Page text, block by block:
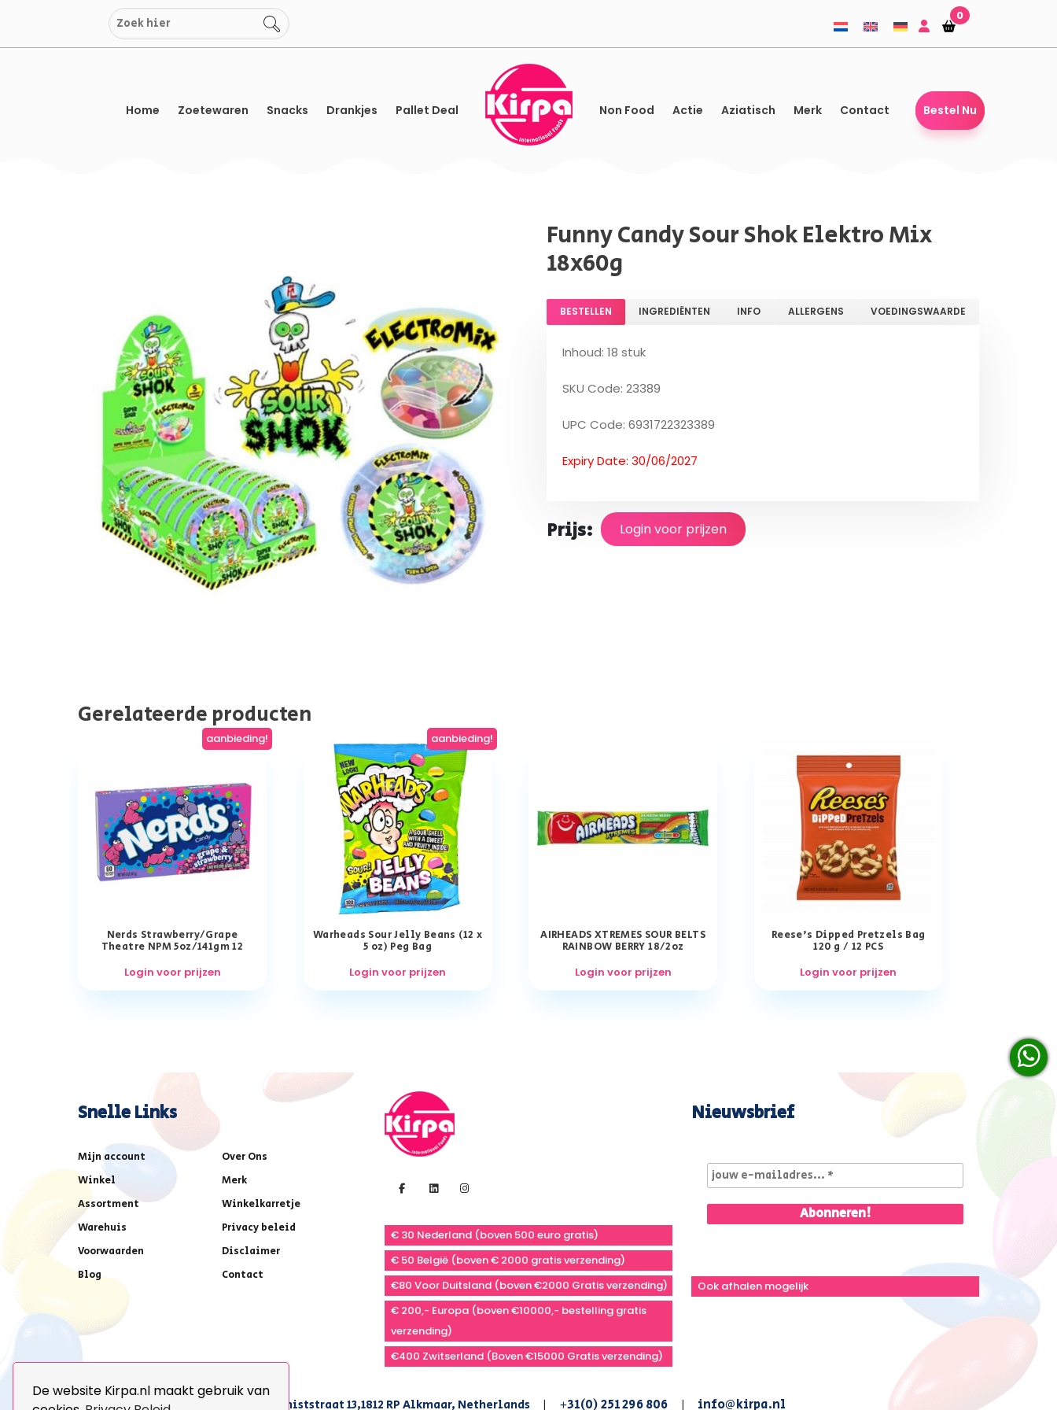
De website Kirpa.nl maakt gebruik van
inhoud
Winkelmandje
Winkelmandje
0
Home Zoetewaren Snacks Drankjes Pallet Deal Non Food Actie Aziatisch Merk Contact Bestel Nu
Funny Candy Sour Shok Elektro Mix
18x60g
BESTELLEN INGREDIËNTEN INFO ALLERGENS VOEDINGSWAARDE
Inhoud: 18 stuk
SKU Code: 23389
UPC Code: 6931722323389
Expiry Date: 30/06/2027
Prijs: Login voor prijzen
Gerelateerde producten
aanbieding!
Nerds Strawberry/Grape
Theatre NPM 5oz/141gm 12
Login voor prijzen
aanbieding!
Warheads Sour Jelly Beans (12 x
5 oz) Peg Bag
Login voor prijzen
AIRHEADS XTREMES SOUR BELTS
RAINBOW BERRY 18/2oz
Login voor prijzen
Reese’s Dipped Pretzels Bag
120 g / 12 PCS
Login voor prijzen
Snelle Links
Mijn account
Over Ons
Winkel
Merk
Assortment
Winkelkarretje
Warehuis
Privacy beleid
Voorwaarden
Disclaimer
Blog
Contact
€ 30 Nederland (boven 500 euro gratis)
€ 50 België (boven € 2000 gratis verzending)
€80 Voor Duitsland (boven €2000 Gratis verzending)
€ 200,- Europa (boven €10000,- bestelling gratis
verzending)
€400 Zwitserland (Boven €15000 Gratis verzending)
Nieuwsbrief
Ook afhalen mogelijk
achter AFAS voetbalstadion,Amethiststraat 13,1812 RP Alkmaar, Netherlands | +31(0) 251 296 806 | info@kirpa.nl